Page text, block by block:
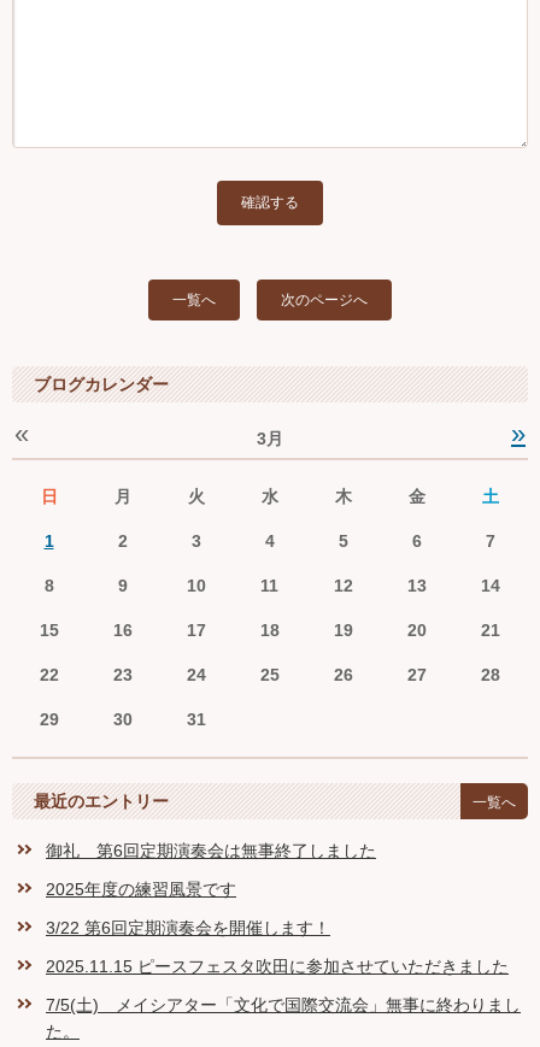
一覧へ 次のページへ
ブログカレンダー
« 3月 »
日 月 火 水 木 金 土
1 2 3 4 5 6 7
8 9 10 11 12 13 14
15 16 17 18 19 20 21
22 23 24 25 26 27 28
29 30 31
最近のエントリー 一覧へ
御礼 第6回定期演奏会は無事終了しました
2025年度の練習風景です
3/22 第6回定期演奏会を開催します！
2025.11.15 ピースフェスタ吹田に参加させていただきました
7/5(土) メイシアター「文化で国際交流会」無事に終わりまし
た。